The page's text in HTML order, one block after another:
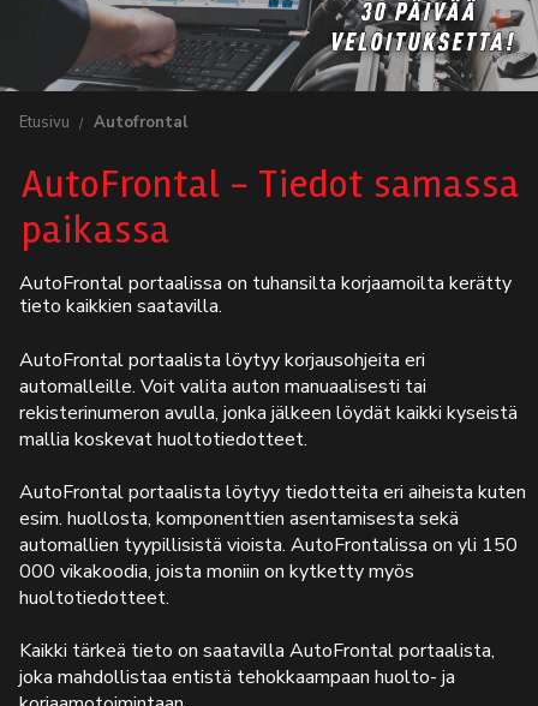
Tarjoukset
Autodata
Autofrontal
Yhteystiedot
Etusivu Autofrontal
AutoFrontal - Tiedot samassa
paikassa
AutoFrontal portaalissa on tuhansilta korjaamoilta kerätty
tieto kaikkien saatavilla.
AutoFrontal portaalista löytyy korjausohjeita eri
automalleille. Voit valita auton manuaalisesti tai
rekisterinumeron avulla, jonka jälkeen löydät kaikki kyseistä
mallia koskevat huoltotiedotteet.
AutoFrontal portaalista löytyy tiedotteita eri aiheista kuten
esim. huollosta, komponenttien asentamisesta sekä
automallien tyypillisistä vioista. AutoFrontalissa on yli 150
000 vikakoodia, joista moniin on kytketty myös
huoltotiedotteet.
Kaikki tärkeä tieto on saatavilla AutoFrontal portaalista,
joka mahdollistaa entistä tehokkaampaan huolto- ja